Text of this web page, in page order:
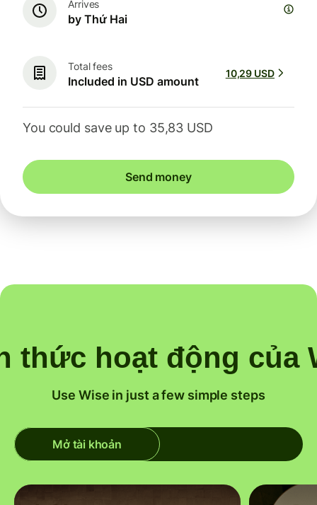
Arrives
by Thứ Hai
Total fees
Included in USD amount
10,29 USD
You could save up to 35,83 USD
Send money
thức hoạt động của
Use Wise in just a few simple steps
Mở tài khoản